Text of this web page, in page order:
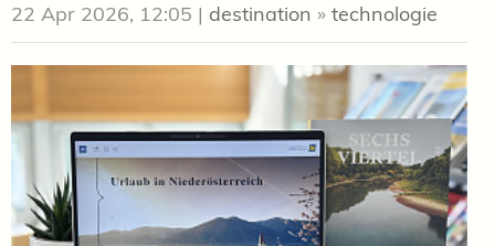
22 Apr 2026, 12:05 | destination » technologie